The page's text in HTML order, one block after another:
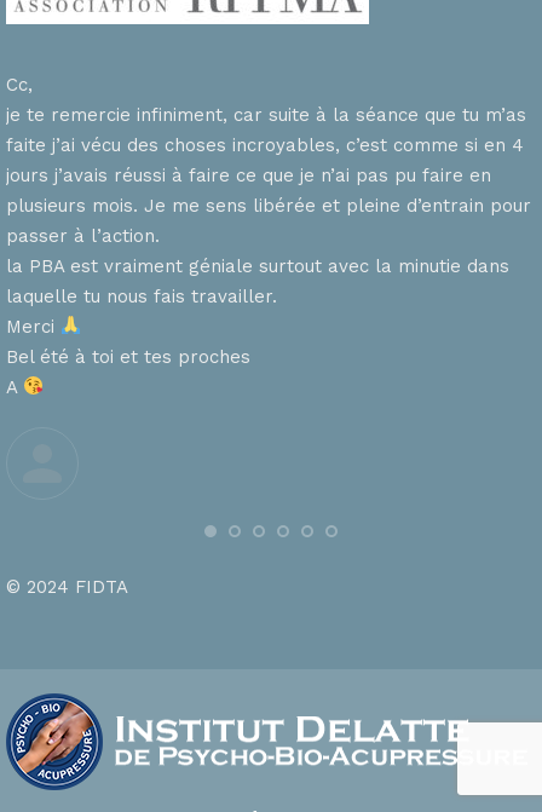
Cc,
je te remercie infiniment, car suite à la séance que tu m’as
faite j’ai vécu des choses incroyables, c’est comme si en 4
jours j’avais réussi à faire ce que je n’ai pas pu faire en
plusieurs mois. Je me sens libérée et pleine d’entrain pour
passer à l’action.
la PBA est vraiment géniale surtout avec la minutie dans
laquelle tu nous fais travailler.
Merci
Bel été à toi et tes proches
A
© 2024 FIDTA